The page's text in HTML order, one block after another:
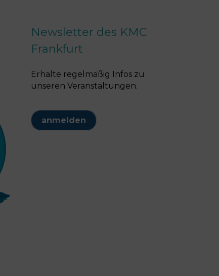
Newsletter des KMC
Frankfurt
Erhalte regelmäßig Infos zu
unseren Veranstaltungen.
anmelden